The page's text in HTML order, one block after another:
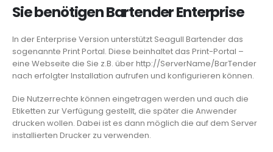
Sie benötigen Bartender Enterprise
In der Enterprise Version unterstützt Seagull Bartender das
sogenannte Print Portal. Diese beinhaltet das Print-Portal –
eine Webseite die Sie z.B. über http://ServerName/BarTender
nach erfolgter Installation aufrufen und konfigurieren können.
Die Nutzerrechte können eingetragen werden und auch die
Etiketten zur Verfügung gestellt, die später die Anwender
drucken wollen. Dabei ist es dann möglich die auf dem Server
installierten Drucker zu verwenden.